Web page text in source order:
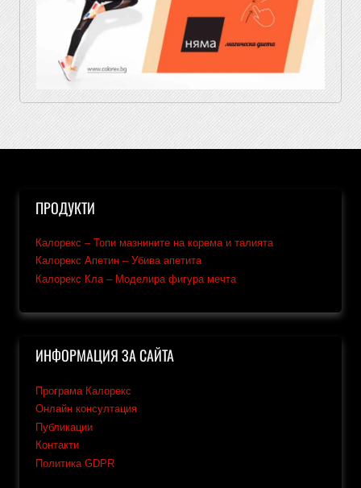
ПРОДУКТИ
Калорекс – Топи мазнините на корема и талията
Калорекс Апетин – Убива апетита
Калорекс Кла – Моделира фигура мечта
ИНФОРМАЦИЯ ЗА САЙТА
Програма Калорекс
Онлайн консултация
Публикации
Контакти
Политика GDPR